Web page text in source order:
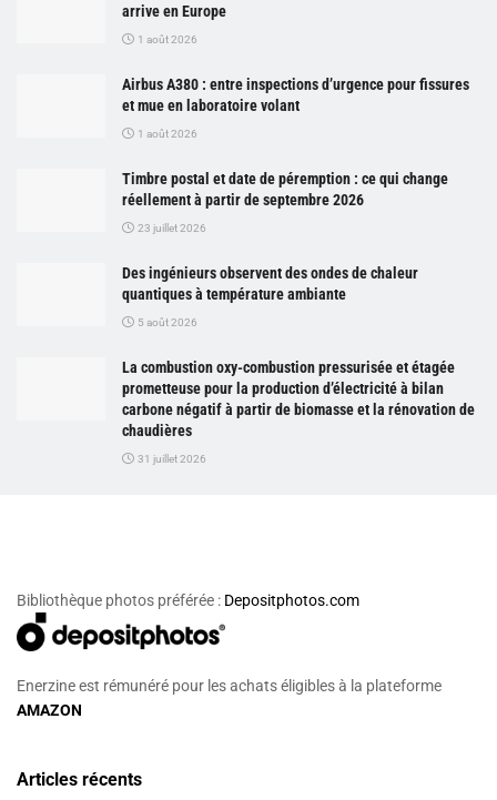
arrive en Europe
1 août 2026
Airbus A380 : entre inspections d’urgence pour fissures
et mue en laboratoire volant
1 août 2026
Timbre postal et date de péremption : ce qui change
réellement à partir de septembre 2026
23 juillet 2026
Des ingénieurs observent des ondes de chaleur
quantiques à température ambiante
5 août 2026
La combustion oxy-combustion pressurisée et étagée
prometteuse pour la production d’électricité à bilan
carbone négatif à partir de biomasse et la rénovation de
chaudières
31 juillet 2026
Bibliothèque photos préférée : Depositphotos.com
Enerzine est rémunéré pour les achats éligibles à la plateforme
AMAZON
Articles récents